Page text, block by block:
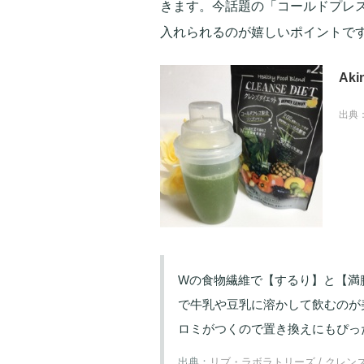
きます。今話題の「コールドプレ
入れられるのが嬉しいポイントで
出典
Wの食物繊維で【するり】と【
で牛乳や豆乳に溶かして飲むの
ロミがつくので置き換えにもぴ